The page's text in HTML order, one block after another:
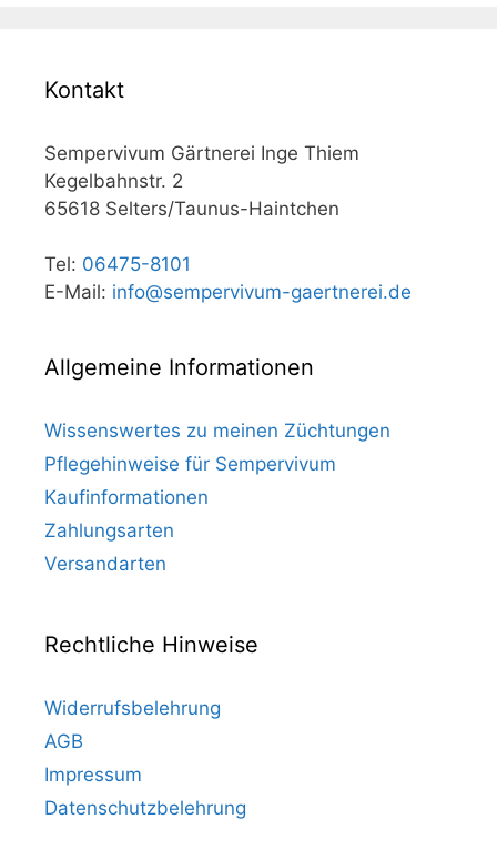
Kontakt
Sempervivum Gärtnerei Inge Thiem
Kegelbahnstr. 2
65618 Selters/Taunus-Haintchen
Tel: 06475-8101
E-Mail: info@sempervivum-gaertnerei.de
Allgemeine Informationen
Wissenswertes zu meinen Züchtungen
Pflegehinweise für Sempervivum
Kaufinformationen
Zahlungsarten
Versandarten
Rechtliche Hinweise
Widerrufsbelehrung
AGB
Impressum
Datenschutzbelehrung